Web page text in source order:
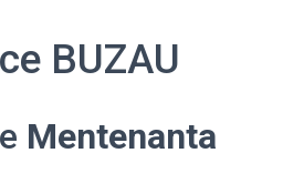
BUZAU
Mentenanta